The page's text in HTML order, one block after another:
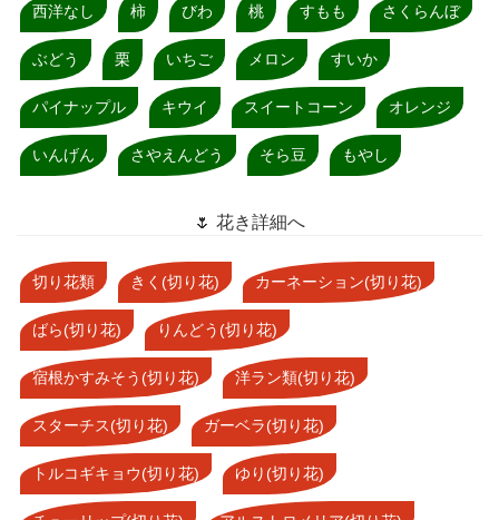
西洋なし 柿 びわ 桃 すもも さくらんぼ
ぶどう 栗 いちご メロン すいか
パイナップル キウイ スイートコーン オレンジ
いんげん さやえんどう そら豆 もやし
🌷 花き詳細へ
切り花類 きく(切り花) カーネーション(切り花)
ばら(切り花) りんどう(切り花)
宿根かすみそう(切り花) 洋ラン類(切り花)
スターチス(切り花) ガーベラ(切り花)
トルコギキョウ(切り花) ゆり(切り花)